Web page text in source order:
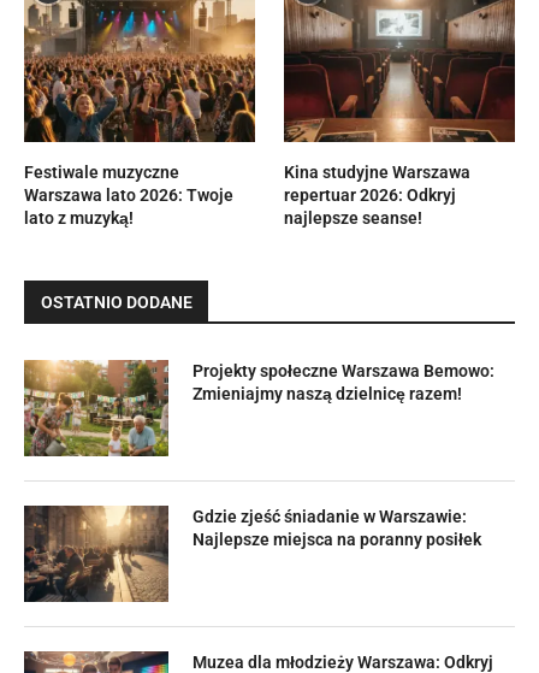
Festiwale muzyczne
Warszawa lato 2026: Twoje
lato z muzyką!
Kina studyjne Warszawa
repertuar 2026: Odkryj
najlepsze seanse!
OSTATNIO DODANE
Projekty społeczne Warszawa Bemowo:
Zmieniajmy naszą dzielnicę razem!
Gdzie zjeść śniadanie w Warszawie:
Najlepsze miejsca na poranny posiłek
Muzea dla młodzieży Warszawa: Odkryj